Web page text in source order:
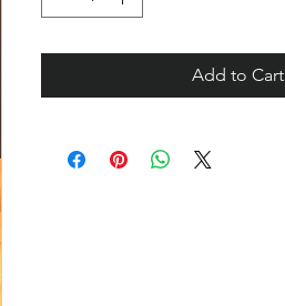
Add to Cart